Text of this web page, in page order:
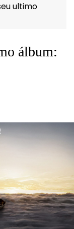
ultimo
álbum: